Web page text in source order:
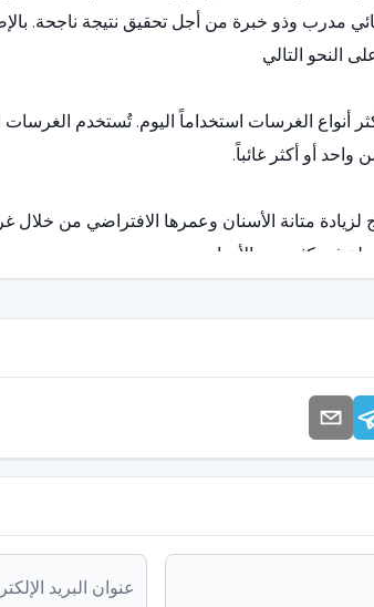
وذو خبرة من أجل تحقيق نتيجة ناجحة.
النحو التالي
أنواع الغرسات استخداماً اليوم. تُستخدم الغرسات
واحد أو أكثر غائباً.
لزيادة متانة الأسنان وعمرها الافتراضي من
في كثير من الأحيان.
على طول عظم الفك بالكامل، وليس فقط في
يجب أن يكون المريض تحت التخدير العام. بالإضافة
داخل المخاطية، وهي واحدة من أقدم تطبيقات
من أنواع الغرسات المفضلة كثيراً. ومع ذلك،
تحت السمعية.